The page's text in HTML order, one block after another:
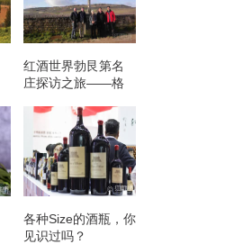
红酒世界勃艮第名
庄探访之旅——格
各种Size的酒瓶，你
见识过吗？